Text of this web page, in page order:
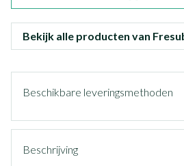
Bekijk alle producten van
Beschikbare leveringsmethoden
Beschrijving